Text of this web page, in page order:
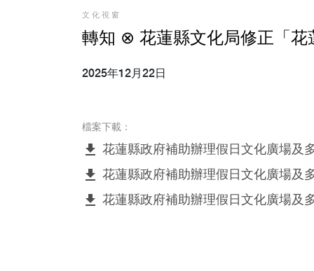
文化視窗
轉知 ⊗ 花蓮縣文化局修正「花
2025年12月22日
檔案下載：
file_download 花蓮縣政府補助辦理假日文化廣場及
file_download 花蓮縣政府補助辦理假日文化廣場及
file_download 花蓮縣政府補助辦理假日文化廣場及